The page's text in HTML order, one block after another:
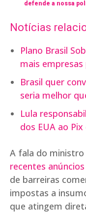
defende a nossa
Notícias
Plano Brasil
mais
Brasil quer
seria melhor
Lula
dos EUA ao
A fala do
recentes anúncios
de barreiras
impostas a
que atingem